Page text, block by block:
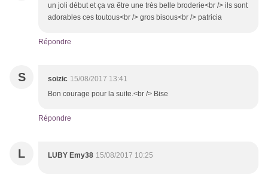
un joli début et ça va être une très belle broderie<br /> ils sont
adorables ces toutous<br /> gros bisous<br /> patricia
Répondre
S soizic 15/08/2017 13:41
Bon courage pour la suite.<br /> Bise
Répondre
L LUBY Emy38 15/08/2017 10:25